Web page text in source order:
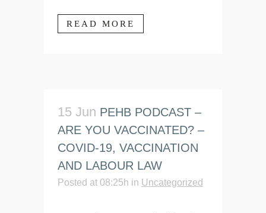
READ MORE
15 Jun PEHB PODCAST –
ARE YOU VACCINATED? –
COVID-19, VACCINATION
AND LABOUR LAW
Posted at 08:25h in Uncategorized